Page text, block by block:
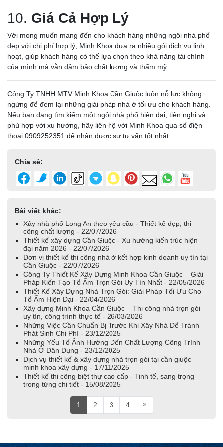
10. Giá Cả Hợp Lý
Với mong muốn mang đến cho khách hàng những ngôi nhà phố
đẹp với chi phí hợp lý, Minh Khoa đưa ra nhiều gói dịch vụ linh
hoạt, giúp khách hàng có thể lựa chọn theo khả năng tài chính
của mình mà vẫn đảm bảo chất lượng và thẩm mỹ.
Công Ty TNHH MTV Minh Khoa Cần Giuộc luôn nỗ lực không
ngừng để đem lại những giải pháp nhà ở tối ưu cho khách hàng.
Nếu bạn đang tìm kiếm một ngôi nhà phố hiện đại, tiện nghi và
phù hợp với xu hướng, hãy liên hệ với Minh Khoa qua số điện
thoại 0909252351 để nhận được sự tư vấn tốt nhất.
Chia sẻ:
Bài viết khác:
Xây nhà phố Long An theo yêu cầu - Thiết kế đẹp, thi
công chất lượng - 22/07/2026
Thiết kế xây dựng Cần Giuộc - Xu hướng kiến trúc hiện
đại năm 2026 - 22/07/2026
Đơn vị thiết kế thi công nhà ở kết hợp kinh doanh uy tín tại
Cần Giuộc - 22/07/2026
Công Ty Thiết Kế Xây Dựng Minh Khoa Cần Giuộc – Giải
Pháp Kiến Tạo Tổ Ấm Trọn Gói Uy Tín Nhất - 22/05/2026
Thiết Kế Xây Dựng Nhà Trọn Gói: Giải Pháp Tối Ưu Cho
Tổ Ấm Hiện Đại - 22/04/2026
Xây dựng Minh Khoa Cần Giuộc – Thi công nhà trọn gói
uy tín, công trình thực tế - 26/03/2026
Những Việc Cần Chuẩn Bị Trước Khi Xây Nhà Để Tránh
Phát Sinh Chi Phí - 23/12/2025
Những Yếu Tố Ảnh Hưởng Đến Chất Lượng Công Trình
Nhà Ở Dân Dụng - 23/12/2025
Dịch vụ thiết kế & xây dựng nhà trọn gói tại cần giuộc –
minh khoa xây dựng - 17/11/2025
Thiết kế thi công biệt thự cao cấp - Tinh tế, sang trọng
trong từng chi tiết - 15/08/2025
1 2 3 4
Đại diện trường mầm non ABC